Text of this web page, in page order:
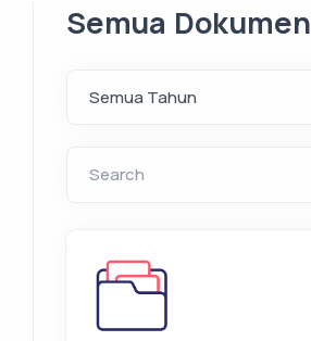
Semua Dokumen
Search